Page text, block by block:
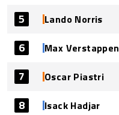
5 Lando Norris
6 Max Verstappen
7 Oscar Piastri
8 Isack Hadjar